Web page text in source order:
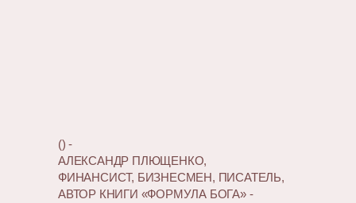
() -
АЛЕКСАНДР ПЛЮЩЕНКО,
ФИНАНСИСТ, БИЗНЕСМЕН, ПИСАТЕЛЬ,
АВТОР КНИГИ «ФОРМУЛА БОГА» -